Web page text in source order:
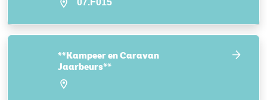
07.F015
**Kampeer en Caravan
Jaarbeurs**